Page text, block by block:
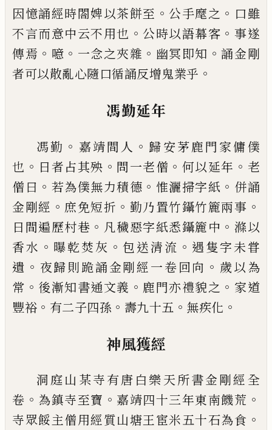
因憶誦經時閤婢以茶餅至 。公手麾之 。 口雖
不言而意中云不用也 。公時以語幕客 。 事遂
傳焉 。 噫 。 一念之夾雜 。 幽冥即知 。誦金剛
者可以散亂心隨口循誦反增鬼業乎 。
馮勤延年
馮勤 。 嘉靖間人 。 歸安茅鹿門家傭僕
也 。 日者占其殃 。 問一老僧 。 何以延年 。 老
僧曰 。 若為僕無力積德 。 惟灑掃字紙 。 併誦
金剛經 。 庶免短折 。 勤乃置竹鑷竹簏兩事 。
日間遍歷村巷 。 凡穢惡字紙悉鑷簏中 。 滌以
香水 。 曝乾焚灰 。包送清流 。 遇隻字未甞
遺 。 夜歸則跪誦金剛經一卷回向 。 歲以為
常 。 後漸知書通文義 。 鹿門亦禮貌之 。 家道
豐裕 。 有二子四孫 。 壽九十五 。 無疾化 。
神風獲經
洞庭山某寺有唐白樂天所書金剛經全
卷 。 為鎮寺至寶 。 嘉靖四十三年東南饑荒 。
寺眾餒主僧用經質山塘王宦米五十石為食 。